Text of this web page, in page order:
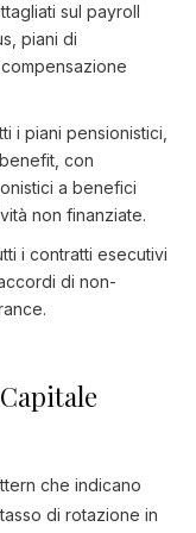
sul payroll
piani di
i piani pensionistici,
con
a benefici
non finanziate.
i contratti esecutivi
di non-
che indicano
di rotazione in